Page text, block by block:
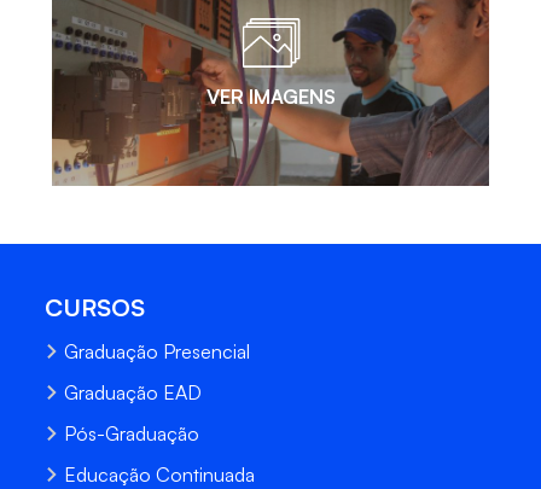
VER IMAGENS
CURSOS
Graduação Presencial
Graduação EAD
Pós-Graduação
Educação Continuada